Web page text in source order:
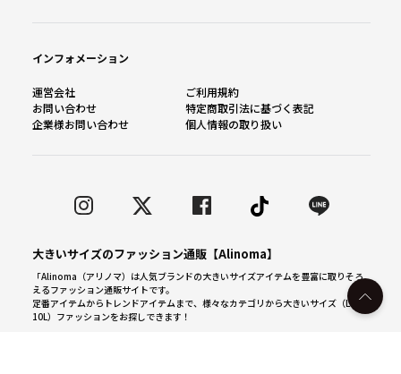
インフォメーション
運営会社
ご利用規約
お問い合わせ
特定商取引法に基づく表記
企業様お問い合わせ
個人情報の取り扱い
大きいサイズのファッション通販【Alinoma】
「Alinoma（アリノマ）は人気ブランドの大きいサイズアイテムを豊富に取りそろ
えるファッション通販サイトです。
定番アイテムからトレンドアイテムまで、様々なカテゴリから大きいサイズ（L～
10L）ファッションをお探しできます！